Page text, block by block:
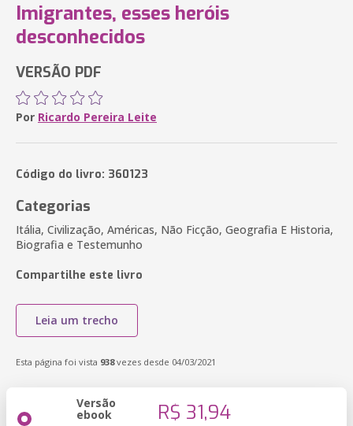
Imigrantes, esses heróis
desconhecidos
VERSÃO PDF
Por Ricardo Pereira Leite
Código do livro: 360123
Categorias
Itália, Civilização, Américas, Não Ficção, Geografia E Historia,
Biografia e Testemunho
Compartilhe este livro
Leia um trecho
Esta página foi vista 938vezes desde 04/03/2021
Versão
ebook R$ 31,94